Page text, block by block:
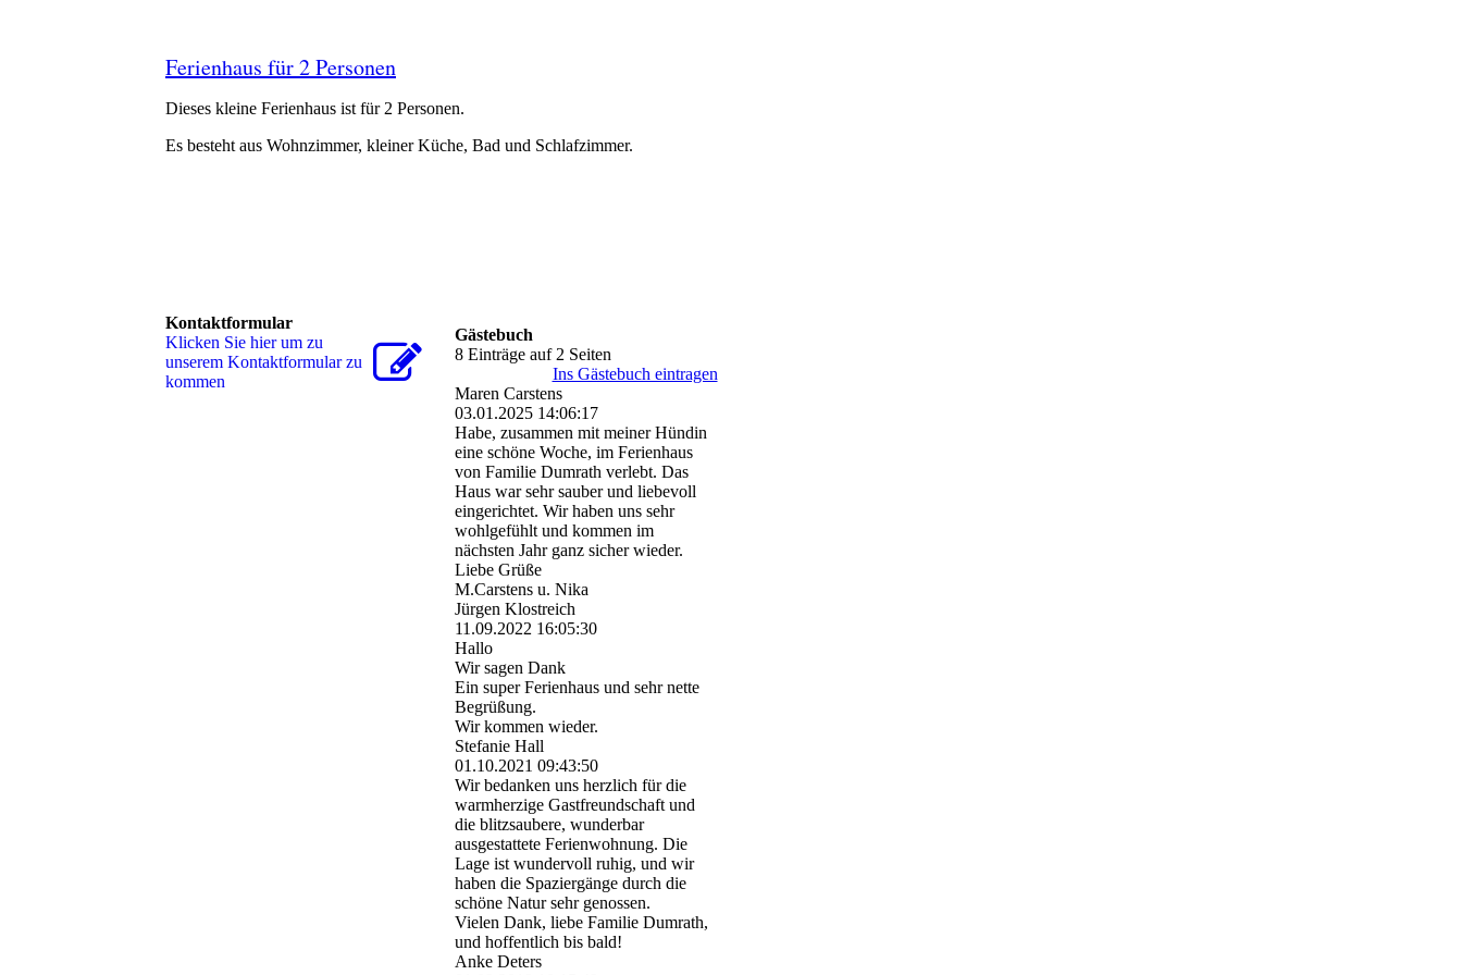
Ferienhaus für 2 Personen
Dieses kleine Ferienhaus ist für 2 Personen.
Es besteht aus Wohnzimmer, kleiner Küche, Bad und Schlafzimmer.
Kontaktformular
Klicken Sie hier um zu
unserem Kon­takt­for­mu­lar zu
kommen
Gästebuch
8 Einträge auf 2 Seiten
Ins Gästebuch eintragen
Maren Carstens
03.01.2025 14:06:17
Habe, zusammen mit meiner Hündin
eine schöne Woche, im Ferienhaus
von Familie Dumrath verlebt. Das
Haus war sehr sauber und liebevoll
eingerichtet. Wir haben uns sehr
wohlgefühlt und kommen im
nächsten Jahr ganz sicher wieder.
Liebe Grüße
M.Carstens u. Nika
Jürgen Klostreich
11.09.2022 16:05:30
Hallo
Wir sagen Dank
Ein super Ferienhaus und sehr nette
Begrüßung.
Wir kommen wieder.
Stefanie Hall
01.10.2021 09:43:50
Wir bedanken uns herzlich für die
warmherzige Gastfreundschaft und
die blitzsaubere, wunderbar
ausgestattete Ferienwohnung. Die
Lage ist wundervoll ruhig, und wir
haben die Spaziergänge durch die
schöne Natur sehr genossen.
Vielen Dank, liebe Familie Dumrath,
und hoffentlich bis bald!
Anke Deters